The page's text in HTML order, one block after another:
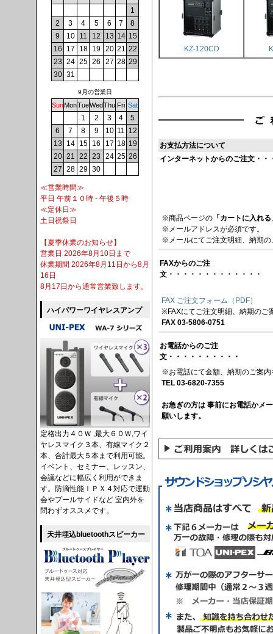
KZ-120CD
お支払方法について
インターネットからのご注文・・
※商品ページの 「カートに入れる
※メールアドレスが必須です。
※メールにてご注文明細、納期
FAXからのご注
文・・・・・・・・・・・・・
FAX ご注文フォーム（PDF）
※FAXにてご注文明細、納期のご
FAX 03-5806-0751
お電話からのご注
文・・・・・・・・・・
※お電話にて金額、納期のご案内
TEL 03-6820-7355
お急ぎの方は 事前にお電話かメ
願いします。
1
2
3 4 5 6 7
8
9
10 11 12 13 14 15
16
17 18 19 20 21 22
23 24 25 26 27 28 29
30 31
9月の営業日
SunMonTueWedThu Fri Sat
1 2 3 4
5
6
7 8 9 10 11 12
13
14 15 16 17 18 19
20 21 22 23 24 25 26
27 28 29 30
≪営業時間≫
平日 午前１０時 - 午後５時
≪定休日≫
土日祝祭日
【夏季休業のお知らせ】
営業日 2026年8月10日まで
休業期間 2026年8月11日から8月
16日
8月17日から通常営業致します。
ハイパワーワイヤレスアンプ
定格出力４０Ｗ ,最大６０Ｗ,ワイ
ヤレスマイク３本、有線マイク２
本、合計最大５本まで利用可能。
イベント、セミナー、レッスン、
会議などに幅広く利用ができま
す。防滴性能ＩＰＸ４対応で運動
会やプールサイドなど 室内外を
問わずオススメです。
天井埋込bluetoothスピーカー